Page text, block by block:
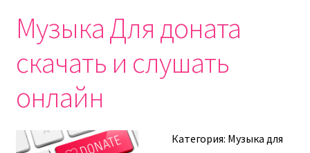
Музыка Для доната
скачать и слушать
онлайн
Категория: Музыка для